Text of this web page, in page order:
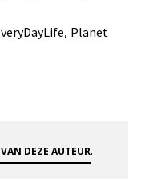
, Planet
DEZE AUTEUR.